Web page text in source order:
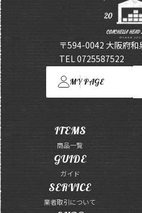
〒594-0042 大阪府
TEL 0725587522
MY PAGE
ITEMS
商品一覧
GUIDE
ガイド
SERVICE
業者取引について